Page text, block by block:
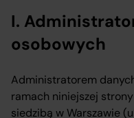
I.
osobowych
Administratorem
ramach niniejszej
siedzibą w Warszawie